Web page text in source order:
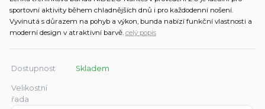
sportovní aktivity během chladnějších dnů i pro každodenní nošení.
Vyvinutá s důrazem na pohyb a výkon, bunda nabízí funkční vlastnosti a
moderní design v atraktivní barvě. celý popis
Dostupnost Skladem
Velikostní
řada